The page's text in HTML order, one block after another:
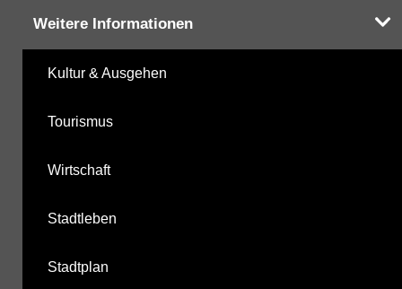
Weitere Informationen
Kultur & Ausgehen
Tourismus
Wirtschaft
Stadtleben
Stadtplan